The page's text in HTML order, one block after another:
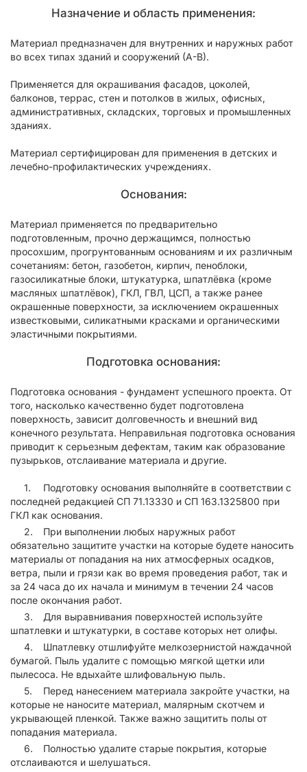
Назначение и область применения:
Материал предназначен для внутренних и наружных работ
во всех типах зданий и сооружений (А-В).
Применяется для окрашивания фасадов, цоколей,
балконов, террас, стен и потолков в жилых, офисных,
административных, складских, торговых и промышленных
зданиях.
Материал сертифицирован для применения в детских и
лечебно-профилактических учреждениях.
Основания:
Материал применяется по предварительно
подготовленным, прочно держащимся, полностью
просохшим, прогрунтованным основаниям и их различным
сочетаниям: бетон, газобетон, кирпич, пеноблоки,
газосиликатные блоки, штукатурка, шпатлёвка (кроме
масляных шпатлёвок), ГКЛ, ГВЛ, ЦСП, а также ранее
окрашенные поверхности, за исключением окрашенных
известковыми, силикатными красками и органическими
эластичными покрытиями.
Подготовка основания:
Подготовка основания - фундамент успешного проекта. От
того, насколько качественно будет подготовлена
поверхность, зависит долговечность и внешний вид
конечного результата. Неправильная подготовка основания
приводит к серьезным дефектам, таким как образование
пузырьков, отслаивание материала и другие.
Подготовку основания выполняйте в соответствии с
последней редакцией СП 71.13330 и СП 163.1325800 при
ГКЛ как основания.
При выполнении любых наружных работ
обязательно защитите участки на которые будете наносить
материалы от попадания на них атмосферных осадков,
ветра, пыли и грязи как во время проведения работ, так и
за 24 часа до их начала и минимум в течении 24 часов
после окончания работ.
Для выравнивания поверхностей используйте
шпатлевки и штукатурки, в составе которых нет олифы.
Шпатлевку отшлифуйте мелкозернистой наждачной
бумагой. Пыль удалите с помощью мягкой щетки или
пылесоса. Не вдыхайте шлифовальную пыль.
Перед нанесением материала закройте участки, на
которые не наносите материал, малярным скотчем и
укрывающей пленкой. Также важно защитить полы от
попадания материала.
Полностью удалите старые покрытия, которые
отслаиваются и шелушаться.